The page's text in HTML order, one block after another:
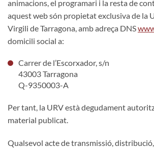
animacions, el programari i la resta de
aquest web són propietat exclusiva de la
Virgili de Tarragona, amb adreça DNS
domicili social a:
Carrer de l’Escorxador, s/n
43003 Tarragona
Q-9350003-A
Per tant, la URV està degudament
material publicat.
Qualsevol acte de transmissió, distribució,